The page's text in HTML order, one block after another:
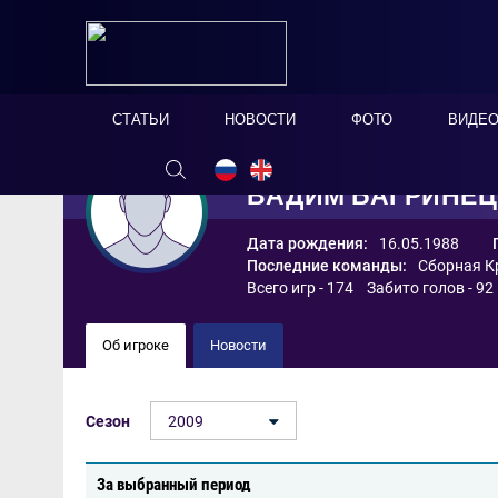
СТАТЬИ НОВОСТИ ФОТО ВИДЕО
ВАДИМ БАГРИНЕЦ
Дата рождения: 16.05.1988
Последние команды:
Сборная
Всего игр - 174 Забито голов - 92
Об игроке Новости
Сезон 2009
За выбранный период